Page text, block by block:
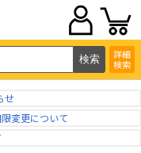
詳細
検索
せ
変更について